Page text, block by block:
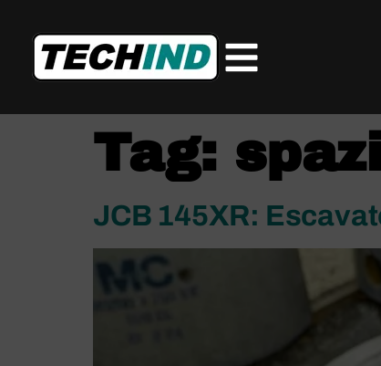
Tag:
JCB 145XR: